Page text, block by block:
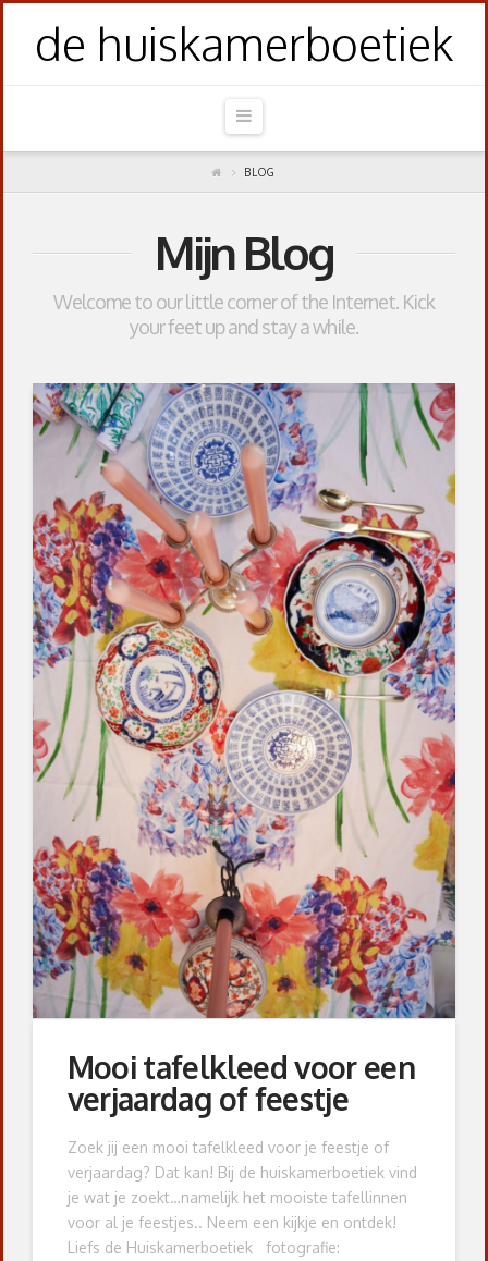
de huiskamerboetiek
Navigation
BLOG
Mijn Blog
Welcome to our little corner of the Internet. Kick
your feet up and stay a while.
Mooi tafelkleed voor een
verjaardag of feestje
Zoek jij een mooi tafelkleed voor je feestje of
verjaardag? Dat kan! Bij de huiskamerboetiek vind
je wat je zoekt…namelijk het mooiste tafellinnen
voor al je feestjes.. Neem een kijkje en ontdek!
Liefs de Huiskamerboetiek fotografie: